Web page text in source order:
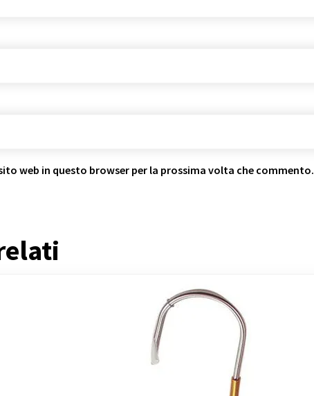
web in questo browser per la prossima volta che commento.